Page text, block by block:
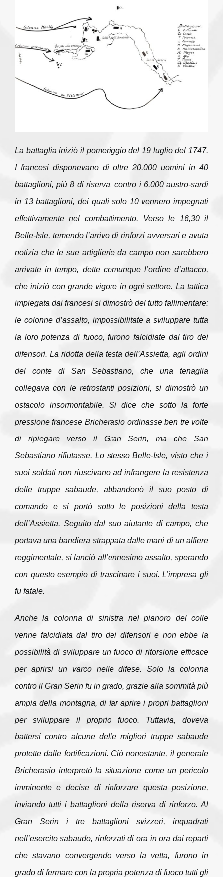
La battaglia iniziò il pomeriggio del 19 luglio del 1747.
I francesi disponevano di oltre 20.000 uomini in 40
battaglioni, più 8 di riserva, contro i 6.000 austro-sardi
in 13 battaglioni, dei quali solo 10 vennero impegnati
effettivamente nel combattimento. Verso le 16,30 il
Belle-Isle, temendo l’arrivo di rinforzi avversari e avuta
notizia che le sue artiglierie da campo non sarebbero
arrivate in tempo, dette comunque l’ordine d’attacco,
che iniziò con grande vigore in ogni settore. La tattica
impiegata dai francesi si dimostrò del tutto fallimentare:
le colonne d’assalto, impossibilitate a sviluppare tutta
la loro potenza di fuoco, furono falcidiate dal tiro dei
difensori. La ridotta della testa dell’Assietta, agli ordini
del conte di San Sebastiano, che una tenaglia
collegava con le retrostanti posizioni, si dimostrò un
ostacolo insormontabile. Si dice che sotto la forte
pressione francese Bricherasio ordinasse ben tre volte
di ripiegare verso il Gran Serin, ma che San
Sebastiano rifiutasse. Lo stesso Belle-Isle, visto che i
suoi soldati non riuscivano ad infrangere la resistenza
delle truppe sabaude, abbandonò il suo posto di
comando e si portò sotto le posizioni della testa
dell’Assietta. Seguito dal suo aiutante di campo, che
portava una bandiera strappata dalle mani di un alfiere
reggimentale, si lanciò all’ennesimo assalto, sperando
con questo esempio di trascinare i suoi. L’impresa gli
fu fatale.
Anche la colonna di sinistra nel pianoro del colle
venne falcidiata dal tiro dei difensori e non ebbe la
possibilità di sviluppare un fuoco di ritorsione efficace
per aprirsi un varco nelle difese. Solo la colonna
contro il Gran Serin fu in grado, grazie alla sommità più
ampia della montagna, di far aprire i propri battaglioni
per sviluppare il proprio fuoco. Tuttavia, doveva
battersi contro alcune delle migliori truppe sabaude
protette dalle fortificazioni. Ciò nonostante, il generale
Bricherasio interpretò la situazione come un pericolo
imminente e decise di rinforzare questa posizione,
inviando tutti i battaglioni della riserva di rinforzo. Al
Gran Serin i tre battaglioni svizzeri, inquadrati
nell’esercito sabaudo, rinforzati di ora in ora dai reparti
che stavano convergendo verso la vetta, furono in
grado di fermare con la propria potenza di fuoco tutti gli